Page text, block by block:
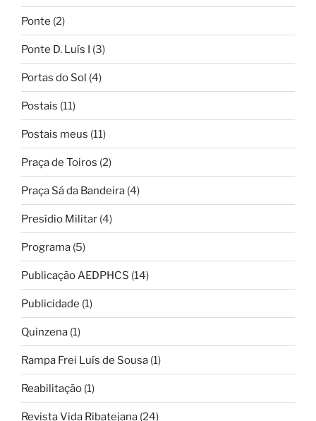
Ponte (2)
Ponte D. Luís I (3)
Portas do Sol (4)
Postais (11)
Postais meus (11)
Praça de Toiros (2)
Praça Sá da Bandeira (4)
Presídio Militar (4)
Programa (5)
Publicação AEDPHCS (14)
Publicidade (1)
Quinzena (1)
Rampa Frei Luís de Sousa (1)
Reabilitação (1)
Revista Vida Ribatejana (24)